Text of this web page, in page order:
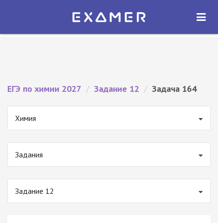
Экзамер — ЕГЭ 2027
ОТКРЫТЬ
ЕГЭ по химии 2027 / Задание 12 / Задача 164
Химия
Задания
Задание 12